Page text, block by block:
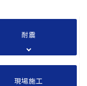
耐震
現場施工